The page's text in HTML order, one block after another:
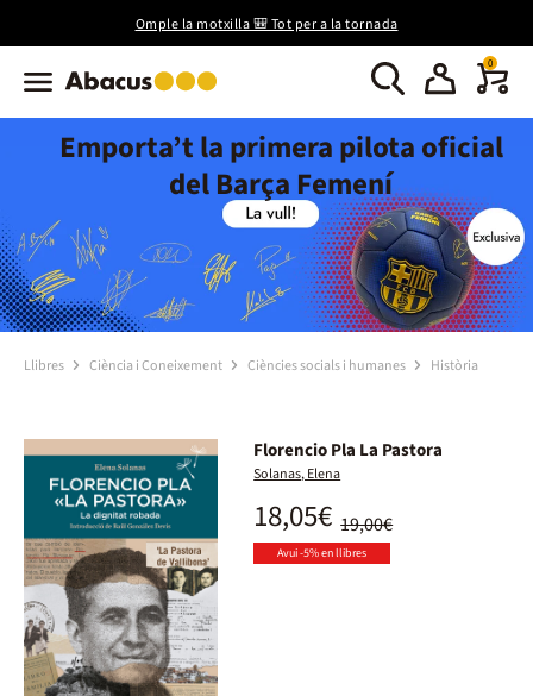
Omple la motxilla 🎒 Tot per a la tornada
0
Emporta’t la primera pilota oficial
del Barça Femení
Llibres Ciència i Coneixement Ciències socials i humanes Història
Florencio Pla La Pastora
Solanas, Elena
19,00€
18,05€
Avui -5% en llibres